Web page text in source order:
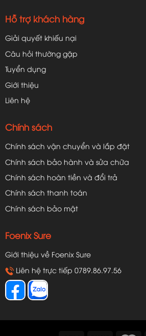
Hỗ trợ khách hàng
Giải quyết khiếu nại
Câu hỏi thường gặp
Tuyển dụng
Giới thiệu
Liên hệ
Chính sách
Chính sách vận chuyển và lắp đặt
Chính sách bảo hành và sửa chữa
Chính sách hoàn tiền và đổi trả
Chính sách thanh toán
Chính sách bảo mật
Foenix Sure
Giới thiệu về Foenix Sure
Liên hệ trực tiếp 0789.86.97.56